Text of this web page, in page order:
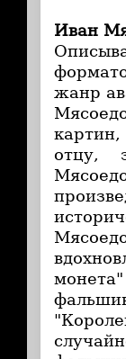
Иван
жанр
отцу,